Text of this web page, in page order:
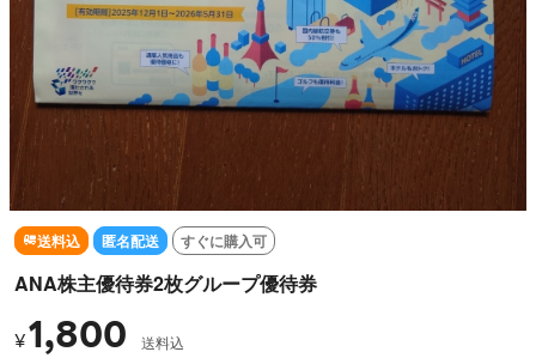
送料込 匿名配送 すぐに購入可
ANA株主優待券2枚グループ優待券
¥1,800 送料込